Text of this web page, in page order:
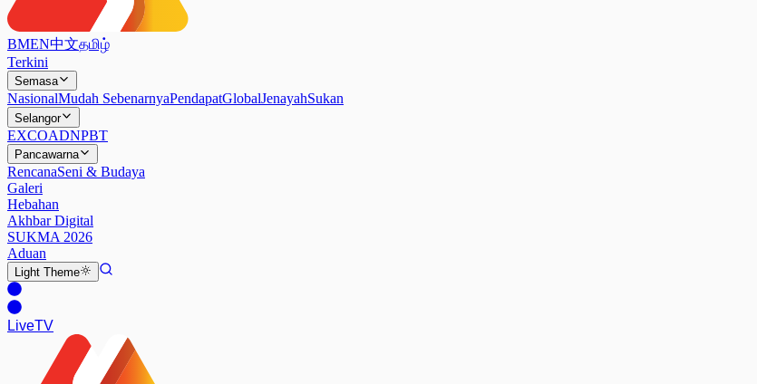
BMEN中文தமிழ்
Terkini
Semasa
NasionalMudah SebenarnyaPendapatGlobalJenayahSukan
Selangor
EXCOADNPBT
Pancawarna
RencanaSeni & Budaya
Galeri
Hebahan
Akhbar Digital
SUKMA 2026
Aduan
Light Theme
LiveTV